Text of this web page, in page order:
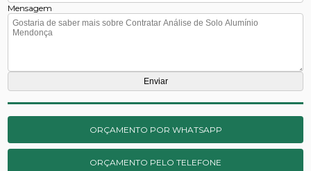
Mensagem
ORÇAMENTO POR WHATSAPP
ORÇAMENTO PELO TELEFONE